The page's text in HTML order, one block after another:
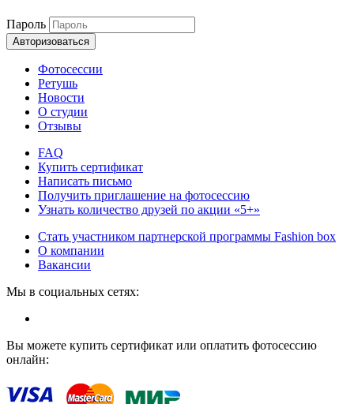
Пароль
Авторизоваться
Фотосессии
Ретушь
Новости
О студии
Отзывы
FAQ
Купить сертификат
Написать письмо
Получить приглашение на фотосессию
Узнать количество друзей по акции «5+»
Стать участником партнерской программы Fashion box
О компании
Вакансии
Мы в социальных сетях:
Вы можете купить сертификат или оплатить фотосессию
онлайн: